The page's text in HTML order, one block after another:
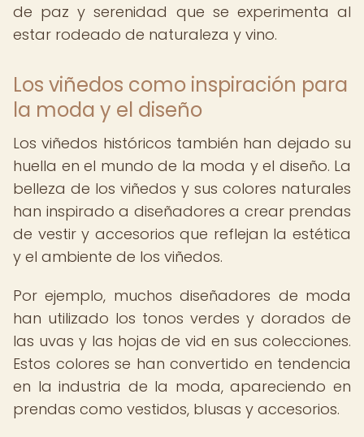
de paz y serenidad que se experimenta al
estar rodeado de naturaleza y vino.
Los viñedos como inspiración para
la moda y el diseño
Los viñedos históricos también han dejado su
huella en el mundo de la moda y el diseño. La
belleza de los viñedos y sus colores naturales
han inspirado a diseñadores a crear prendas
de vestir y accesorios que reflejan la estética
y el ambiente de los viñedos.
Por ejemplo, muchos diseñadores de moda
han utilizado los tonos verdes y dorados de
las uvas y las hojas de vid en sus colecciones.
Estos colores se han convertido en tendencia
en la industria de la moda, apareciendo en
prendas como vestidos, blusas y accesorios.